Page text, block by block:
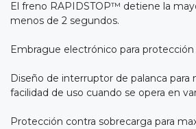
El freno RAPIDSTOP™ detiene la
menos de 2 segundos.
Embrague electrónico para
Diseño de interruptor de palanca
facilidad de uso cuando se opera en
Protección contra sobrecarga para